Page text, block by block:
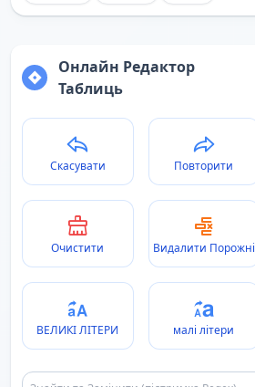
Онлайн Редактор
Таблиць
Скасувати Повторити
Очистити Видалити Порожні
ВЕЛИКІ ЛІТЕРИ малі літери